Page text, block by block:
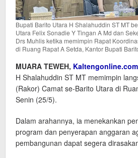
Bupati Barito Utara H Shalahuddin ST MT
Utara Felix Sonadie Y Tingan A Md dan
Drs Muhlis ketika memimpin Rapat
di Ruang Rapat A Setda, Kantor Bupati
MUARA TEWEH, Kaltengonline.com
H Shalahuddin ST MT memimpin
(Rakor) Camat se-Barito Utara di
Senin (25/5).
Dalam arahannya, ia menekankan
program dan penyerapan anggaran
pembangunan dapat segera